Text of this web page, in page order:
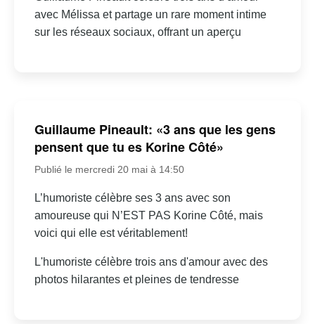
avec Mélissa et partage un rare moment intime
sur les réseaux sociaux, offrant un aperçu
Guillaume Pineault: «3 ans que les gens
pensent que tu es Korine Côté»
Publié le mercredi 20 mai à 14:50
L’humoriste célèbre ses 3 ans avec son
amoureuse qui N’EST PAS Korine Côté, mais
voici qui elle est véritablement!
L'humoriste célèbre trois ans d'amour avec des
photos hilarantes et pleines de tendresse